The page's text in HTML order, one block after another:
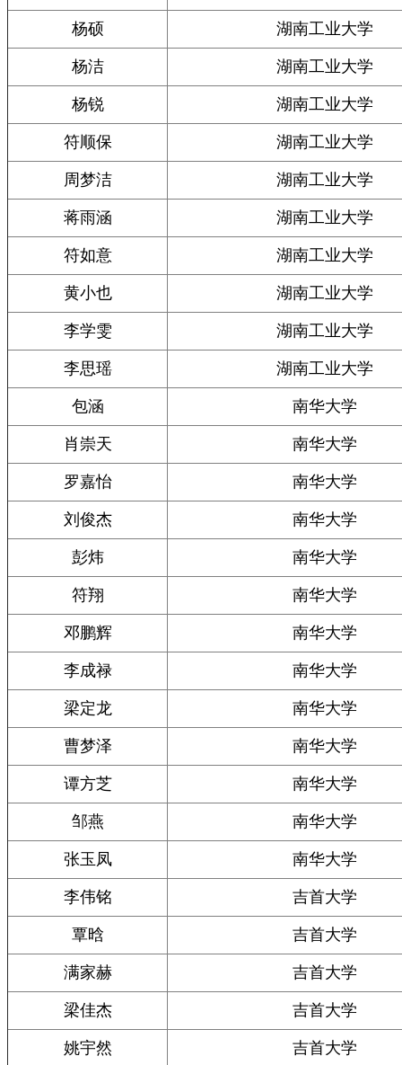
杨硕 湖南工业大学
杨洁 湖南工业大学
杨锐 湖南工业大学
符顺保 湖南工业大学
周梦洁 湖南工业大学
蒋雨涵 湖南工业大学
符如意 湖南工业大学
黄小也 湖南工业大学
李学雯 湖南工业大学
李思瑶 湖南工业大学
包涵 南华大学
肖崇天 南华大学
罗嘉怡 南华大学
刘俊杰 南华大学
彭炜 南华大学
符翔 南华大学
邓鹏辉 南华大学
李成禄 南华大学
梁定龙 南华大学
曹梦泽 南华大学
谭方芝 南华大学
邹燕 南华大学
张玉凤 南华大学
李伟铭 吉首大学
覃晗 吉首大学
满家赫 吉首大学
梁佳杰 吉首大学
姚宇然 吉首大学